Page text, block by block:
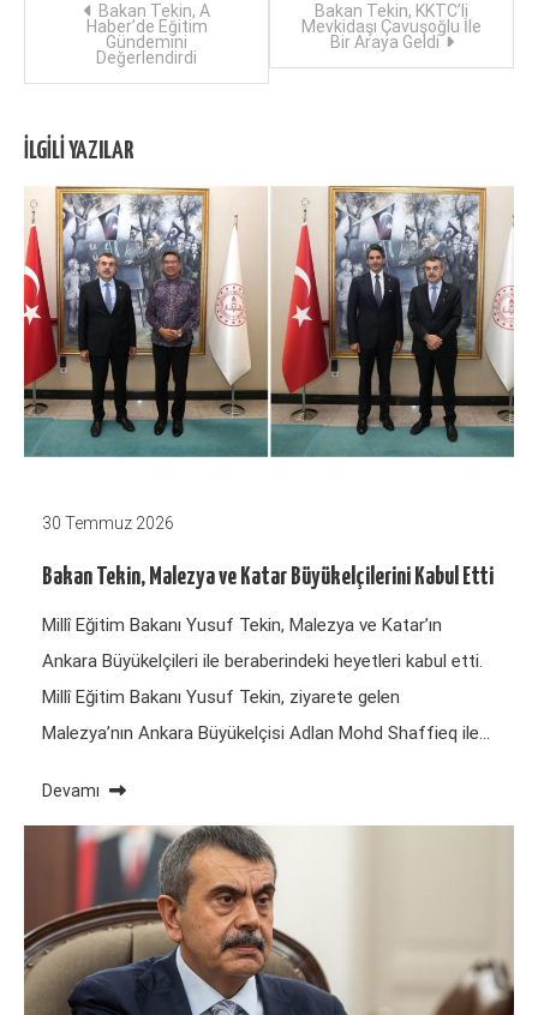
dolaşımı
Bakan Tekin, A
Haber’de Eğitim
Gündemini
Değerlendirdi
Bakan Tekin, KKTC’li
Mevkidaşı Çavuşoğlu İle
Bir Araya Geldi
İLGILI YAZILAR
30 Temmuz 2026
Bakan Tekin, Malezya ve Katar Büyükelçilerini Kabul Etti
Millî Eğitim Bakanı Yusuf Tekin, Malezya ve Katar’ın
Ankara Büyükelçileri ile beraberindeki heyetleri kabul etti.
Millî Eğitim Bakanı Yusuf Tekin, ziyarete gelen
Malezya’nın Ankara Büyükelçisi Adlan Mohd Shaffieq ile…
Devamı